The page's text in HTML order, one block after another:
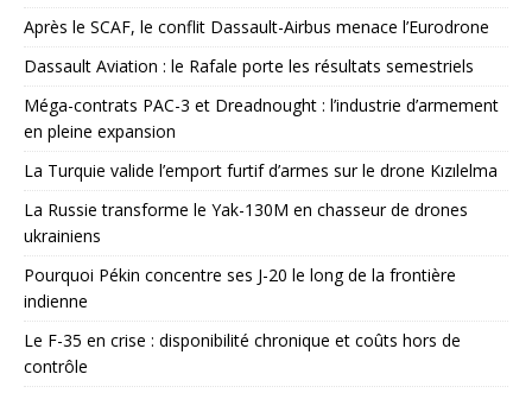
Après le SCAF, le conflit Dassault-Airbus menace l’Eurodrone
Dassault Aviation : le Rafale porte les résultats semestriels
Méga-contrats PAC-3 et Dreadnought : l’industrie d’armement
en pleine expansion
La Turquie valide l’emport furtif d’armes sur le drone Kızılelma
La Russie transforme le Yak-130M en chasseur de drones
ukrainiens
Pourquoi Pékin concentre ses J-20 le long de la frontière
indienne
Le F-35 en crise : disponibilité chronique et coûts hors de
contrôle